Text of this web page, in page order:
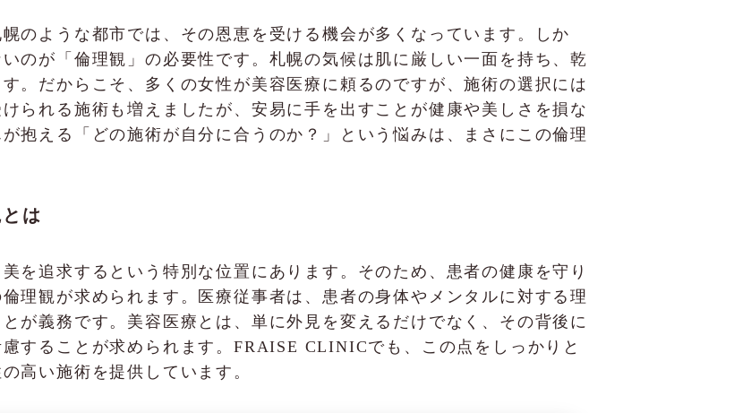
のような都市では、その恩恵を受ける機会が多くなっています。しか
のが「倫理観」の必要性です。札幌の気候は肌に厳しい一面を持ち、乾
。だからこそ、多くの女性が美容医療に頼るのですが、施術の選択には
られる施術も増えましたが、安易に手を出すことが健康や美しさを損な
抱える「どの施術が自分に合うのか？」という悩みは、まさにこの倫理
は
を追求するという特別な位置にあります。そのため、患者の健康を守り
理観が求められます。医療従事者は、患者の身体やメンタルに対する理
が義務です。美容医療とは、単に外見を変えるだけでなく、その背後に
することが求められます。FRAISE CLINICでも、この点をしっかりと
高い施術を提供しています。